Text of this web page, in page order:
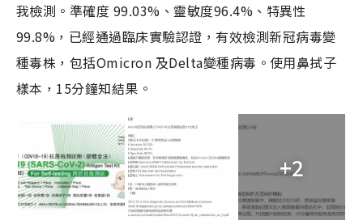
我檢測。準確度 99.03%、靈敏度96.4%、特異性
99.8%，已經通過臨床實驗認證，有效檢測新冠病毒變
種毒株，包括Omicron 及Delta變種病毒。使用鼻拭子
樣本，15分鐘知結果。
+2